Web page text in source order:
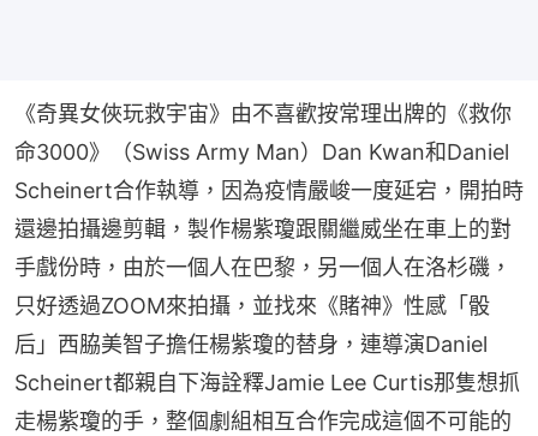
《奇異女俠玩救宇宙》由不喜歡按常理出牌的《救你
命3000》（Swiss Army Man）Dan Kwan和Daniel
Scheinert合作執導，因為疫情嚴峻一度延宕，開拍時
還邊拍攝邊剪輯，製作楊紫瓊跟關繼威坐在車上的對
手戲份時，由於一個人在巴黎，另一個人在洛杉磯，
只好透過ZOOM來拍攝，並找來《賭神》性感「骰
后」西脇美智子擔任楊紫瓊的替身，連導演Daniel
Scheinert都親自下海詮釋Jamie Lee Curtis那隻想抓
走楊紫瓊的手，整個劇組相互合作完成這個不可能的